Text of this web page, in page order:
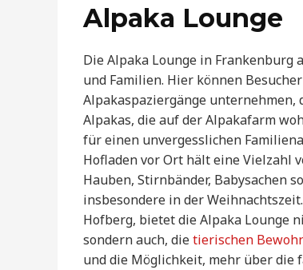
Alpaka Lounge
Die Alpaka Lounge in
und Familien. Hier können
Alpakaspaziergänge
Alpakas, die auf der Alpakafarm
für einen unvergesslichen
Hofladen vor Ort hält eine Vielzahl
Hauben, Stirnbänder, Babysachen
insbesondere in der
Hofberg, bietet die Alpaka Lounge
sondern auch, dietierischen
und die Möglichkeit, mehr über die